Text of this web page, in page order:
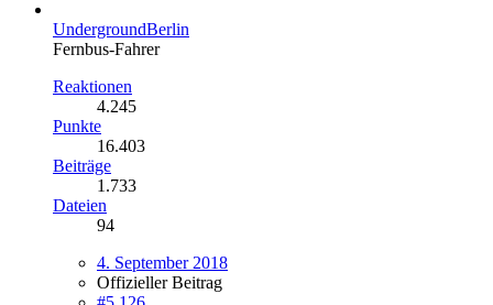
UndergroundBerlin
Fernbus-Fahrer
Reaktionen
4.245
Punkte
16.403
Beiträge
1.733
Dateien
94
4. September 2018
Offizieller Beitrag